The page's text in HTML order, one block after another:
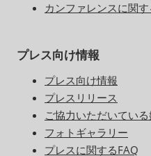
カンファレンスに関
プレス向け情報
プレス向け情報
プレスリリース
ご協力いただいてい
フォトギャラリー
プレスに関するFAQ